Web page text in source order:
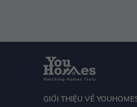
GIỚI THIỆU VỀ